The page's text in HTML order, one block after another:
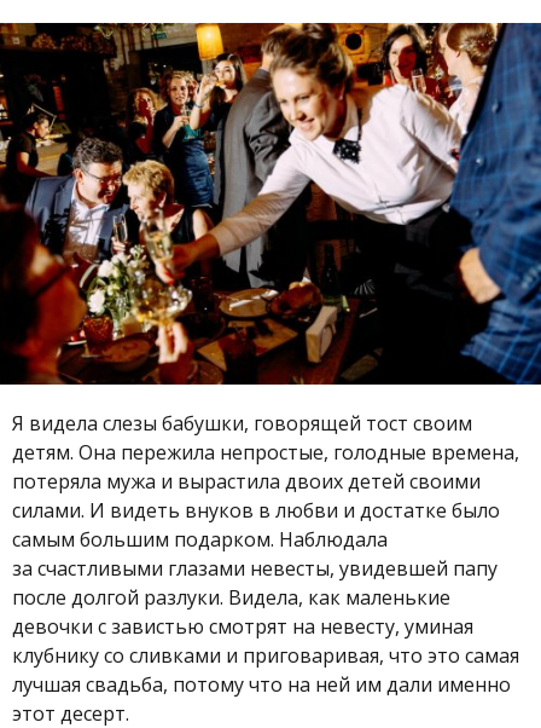
Я видела слезы бабушки, говорящей тост своим
детям. Она пережила непростые, голодные времена,
потеряла мужа и вырастила двоих детей своими
силами. И видеть внуков в любви и достатке было
самым большим подарком. Наблюдала
за счастливыми глазами невесты, увидевшей папу
после долгой разлуки. Видела, как маленькие
девочки с завистью смотрят на невесту, уминая
клубнику со сливками и приговаривая, что это самая
лучшая свадьба, потому что на ней им дали именно
этот десерт.